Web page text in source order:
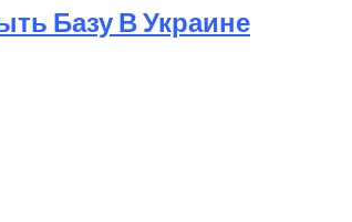
Базу В Украине